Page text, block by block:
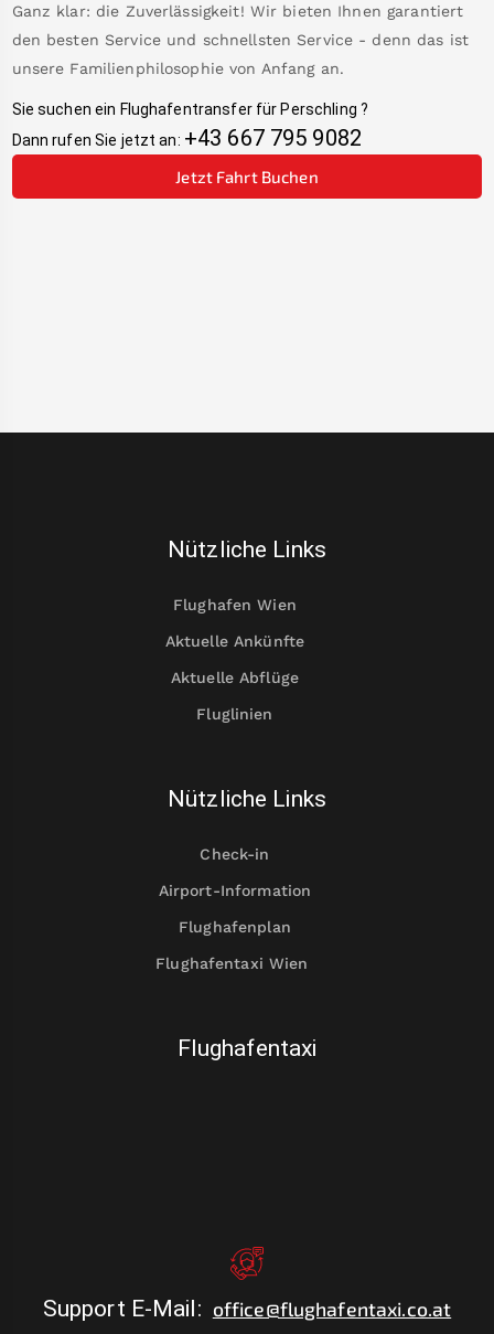
Ganz klar: die Zuverlässigkeit! Wir bieten Ihnen garantiert
den besten Service und schnellsten Service - denn das ist
unsere Familienphilosophie von Anfang an.
Sie suchen ein Flughafentransfer für Perschling ?
Dann rufen Sie jetzt an: +43 667 795 9082
Jetzt Fahrt Buchen
Nützliche Links
Flughafen Wien
Aktuelle Ankünfte
Aktuelle Abflüge
Fluglinien
Nützliche Links
Check-in
Airport-Information
Flughafenplan
Flughafentaxi Wien
Flughafentaxi
Support E-Mail: office@flughafentaxi.co.at